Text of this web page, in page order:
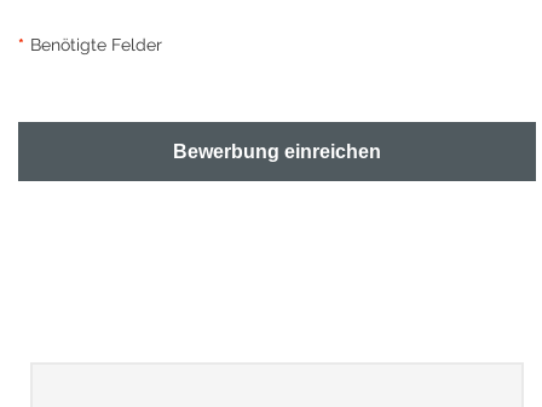
* Benötigte Felder
Bewerbung einreichen